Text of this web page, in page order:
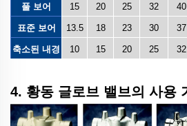
풀 보어 15 20 25 32 40
표준 보어 13.5 18 23 30 37
축소된 내경 10 15 20 25 32
4. 황동 글로브 밸브의 사용